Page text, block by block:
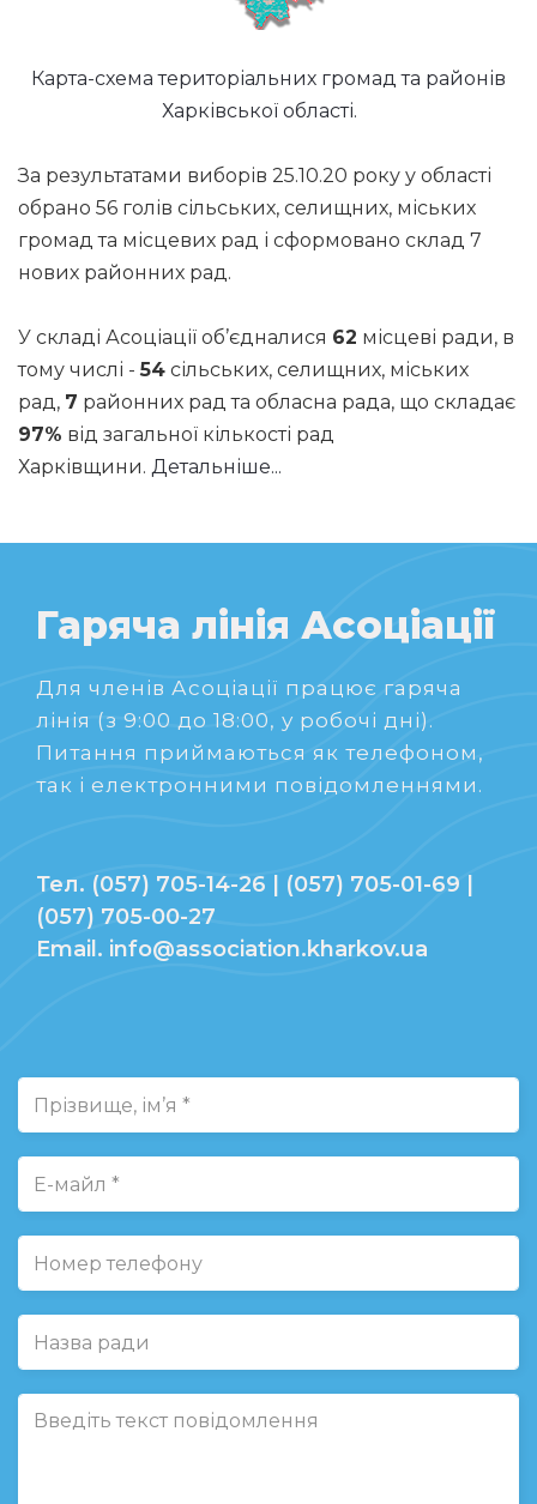
Карта-схема територіальних громад та районів
Харківської області.
За результатами виборів 25.10.20 року у області
обрано 56 голів сільських, селищних, міських
громад та місцевих рад і сформовано склад 7
нових районних рад.
У складі Асоціації об’єдналися 62 місцеві ради, в
тому числі -54 сільських, селищних, міських
рад, 7 районних рад та обласна рада, що складає
97% від загальної кількості рад
Харківщини. Детальніше...
Гаряча лінія Асоціації
Для членів Асоціації працює гаряча
лінія (з 9:00 до 18:00, у робочі дні).
Питання приймаються як телефоном,
так і електронними повідомленнями.
Тел. (057) 705-14-26 | (057) 705-01-69 |
(057) 705-00-27
Email. info@association.kharkov.ua